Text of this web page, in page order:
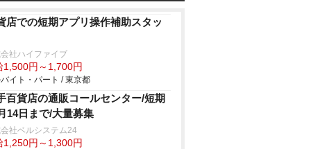
店での短期アプリ操作補助スタッ
社ハイファイブ
1,500円～1,700円
イト・パート / 東京都
百貨店の通販コールセンター/短期
14日まで/大量募集
社ベルシステム24
1,250円～1,300円